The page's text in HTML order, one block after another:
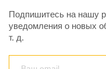
Подпишитесь на нашу
уведомления о новых
т. д.